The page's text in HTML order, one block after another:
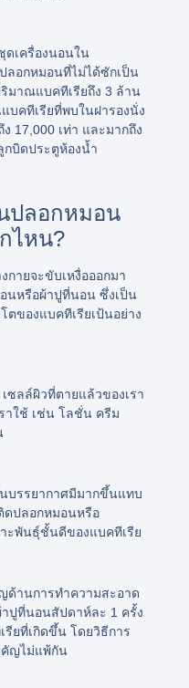
ดเครื่องนอนใน
ลอกหมอนที่ไม่ได้ซักเป็น
มาณแบคทีเรียถึง 3 ล้าน
บคทีเรียที่พบในฝารองนั่ง
17,000 เท่า และมากถึง
กบิดประตูห้องน้ำ
ปลอกหมอน
ไหน?
กายจะขับเหงื่อออกมา
นหรือผ้าปูที่นอน ซึ่งเป็น
ตของแบคทีเรียเป้นอย่าง
เซลล์ผิวที่ตายแล้วของเรา
าใช้ เช่น โลชั่น ครีม
บรรยากาศมีมากขึ้นแทบ
ดปลอกหมอนหรือ
ะพันธุ์ชั้นดีของแบคทีเรีย
ด้านการทำความสะอาด
ปูที่นอนสัปดาห์ละ 1 ครั้ง
รียที่เกิดขึ้น โดยวิธีการ
คัญไม่แพ้กัน